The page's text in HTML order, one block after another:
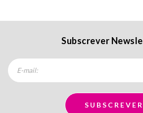
Subscrever